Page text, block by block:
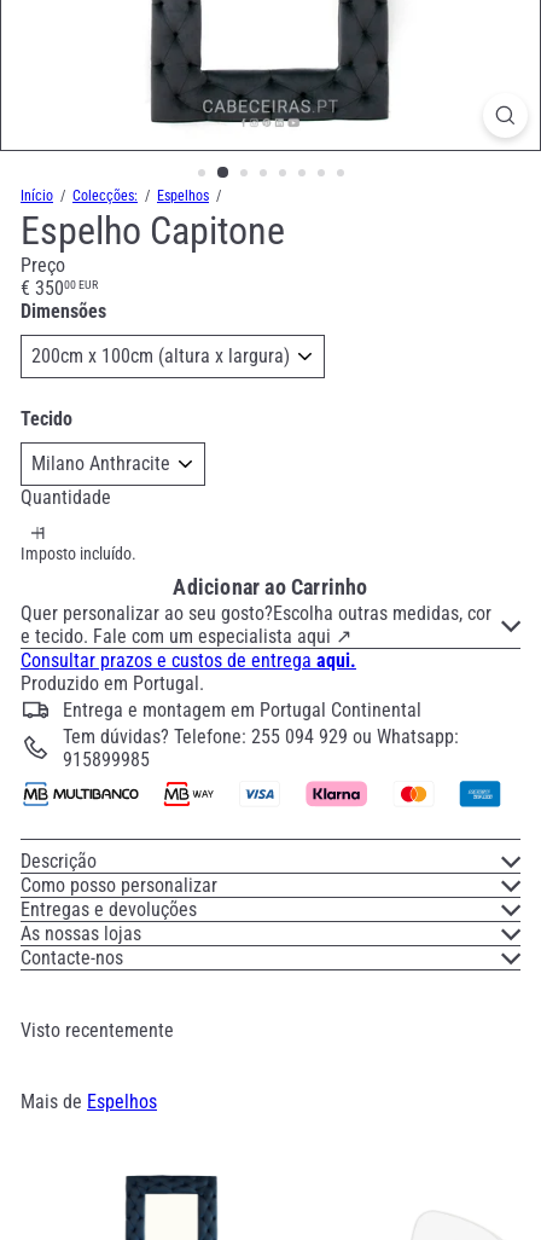
Início Colecções: Espelhos
Espelho Capitone
Preço
Preço
normal
€ 35000 EUR
Dimensões
Tecido
Quantidade
Imposto incluído.
Adicionar ao Carrinho
Quer personalizar ao seu gosto?Escolha outras medidas, cor
e tecido. Fale com um especialista aqui ↗
Consultar prazos e custos de entrega aqui.
Produzido em Portugal.
Entrega e montagem em Portugal Continental
Tem dúvidas? Telefone: 255 094 929 ou Whatsapp:
915899985
Descrição
Como posso personalizar
Entregas e devoluções
As nossas lojas
Contacte-nos
Visto recentemente
Mais de Espelhos